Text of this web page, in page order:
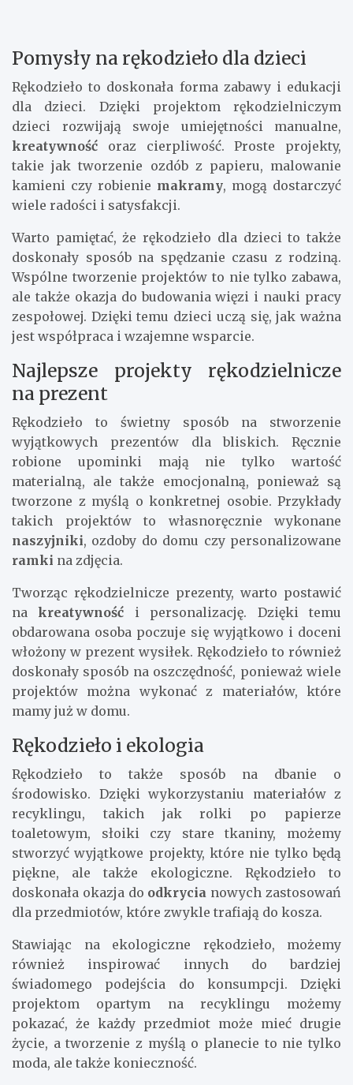
Pomysły na rękodzieło dla dzieci
Rękodzieło to doskonała forma zabawy i edukacji
dla dzieci. Dzięki projektom rękodzielniczym
dzieci rozwijają swoje umiejętności manualne,
kreatywność oraz cierpliwość. Proste projekty,
takie jak tworzenie ozdób z papieru, malowanie
kamieni czy robienie makramy, mogą dostarczyć
wiele radości i satysfakcji.
Warto pamiętać, że rękodzieło dla dzieci to także
doskonały sposób na spędzanie czasu z rodziną.
Wspólne tworzenie projektów to nie tylko zabawa,
ale także okazja do budowania więzi i nauki pracy
zespołowej. Dzięki temu dzieci uczą się, jak ważna
jest współpraca i wzajemne wsparcie.
Najlepsze projekty rękodzielnicze
na prezent
Rękodzieło to świetny sposób na stworzenie
wyjątkowych prezentów dla bliskich. Ręcznie
robione upominki mają nie tylko wartość
materialną, ale także emocjonalną, ponieważ są
tworzone z myślą o konkretnej osobie. Przykłady
takich projektów to własnoręcznie wykonane
naszyjniki, ozdoby do domu czy personalizowane
ramki na zdjęcia.
Tworząc rękodzielnicze prezenty, warto postawić
nakreatywność i personalizację. Dzięki temu
obdarowana osoba poczuje się wyjątkowo i doceni
włożony w prezent wysiłek. Rękodzieło to również
doskonały sposób na oszczędność, ponieważ wiele
projektów można wykonać z materiałów, które
mamy już w domu.
Rękodzieło i ekologia
Rękodzieło to także sposób na dbanie o
środowisko. Dzięki wykorzystaniu materiałów z
recyklingu, takich jak rolki po papierze
toaletowym, słoiki czy stare tkaniny, możemy
stworzyć wyjątkowe projekty, które nie tylko będą
piękne, ale także ekologiczne. Rękodzieło to
doskonała okazja do odkrycia nowych zastosowań
dla przedmiotów, które zwykle trafiają do kosza.
Stawiając na ekologiczne rękodzieło, możemy
również inspirować innych do bardziej
świadomego podejścia do konsumpcji. Dzięki
projektom opartym na recyklingu możemy
pokazać, że każdy przedmiot może mieć drugie
życie, a tworzenie z myślą o planecie to nie tylko
moda, ale także konieczność.